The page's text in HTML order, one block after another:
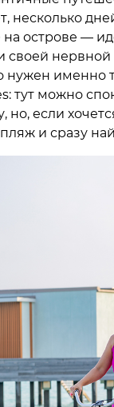
несколько
на острове —
своей нервной
именно
тут можно
но, если
и сразу